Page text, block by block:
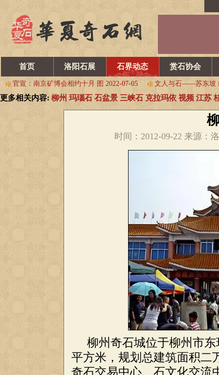
首页 洛阳石展 石界动态 赏石协会
9.25中国·山西首届“小井峪杯”太原赏石文化博览会 2022-09-14
紧急通知:洛阳石展将延期举办
2022-08-30
洛阳石界资深玩家
官宣：南京矿博会相约十月 图 2022-07-05
文人与石——苏东坡
关于“中国洛阳第三十一届国际赏石文化艺术展暨 交易会”延期 2022-
9.25中国·山西首届“小井峪杯”太原赏石文化博览会
洛阳石界资深玩家
官宣：南京矿博会相约十月 图
2022-07-05
文人与石——苏东坡
关于“中国洛阳第三十一届国际赏石文化艺术展暨 交易会”延期
更多相关内容: 柳州 玛瑙石 石盆景 三峡石 克拉玛依 视频 江苏
时间：2012-09-22 来源：
柳州奇石城位于柳州市
平方米，规划总建筑面积二
奇石交易中心、石文化交流